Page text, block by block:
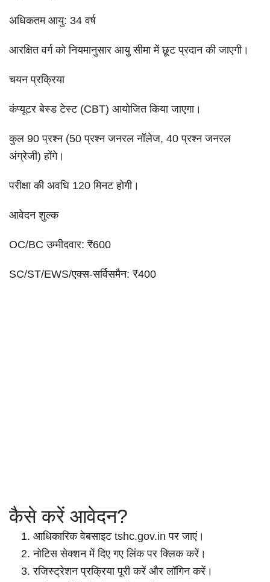
अधिकतम आयु: 34 वर्ष
आरक्षित वर्ग को नियमानुसार आयु सीमा में छूट प्रदान की जाएगी।
चयन प्रक्रिया
कंप्यूटर बेस्ड टेस्ट (CBT) आयोजित किया जाएगा।
कुल 90 प्रश्न (50 प्रश्न जनरल नॉलेज, 40 प्रश्न जनरल
अंग्रेजी) होंगे।
परीक्षा की अवधि 120 मिनट होगी।
आवेदन शुल्क
OC/BC उम्मीदवार: ₹600
SC/ST/EWS/एक्स-सर्विसमैन: ₹400
कैसे करें आवेदन?
आधिकारिक वेबसाइट tshc.gov.in पर जाएं।
नोटिस सेक्शन में दिए गए लिंक पर क्लिक करें।
रजिस्ट्रेशन प्रक्रिया पूरी करें और लॉगिन करें।